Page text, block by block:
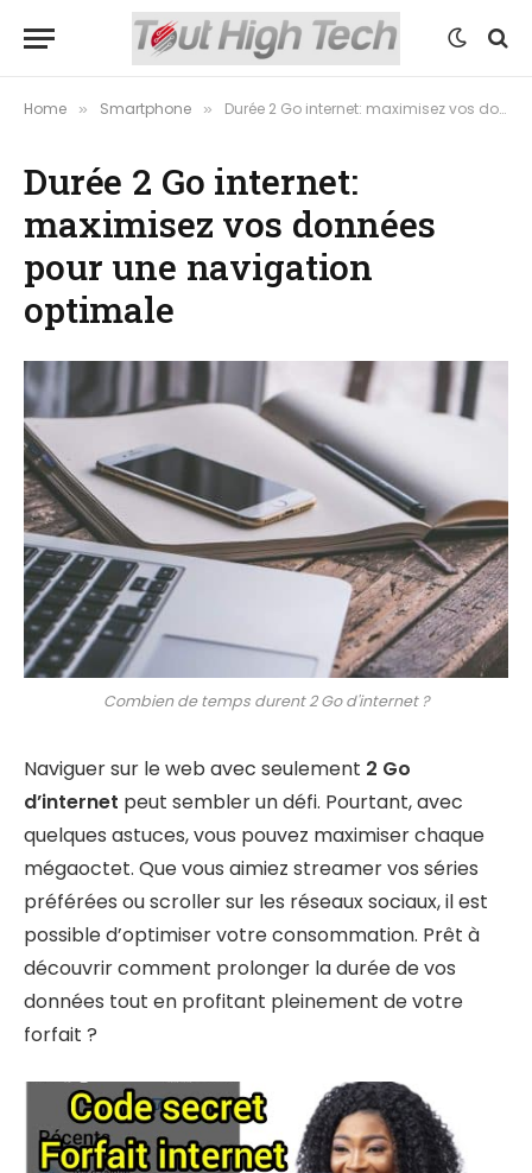
Home » Smartphone » Durée 2 Go internet: maximisez vos données pour une navigation optimale
Durée 2 Go internet:
maximisez vos données
pour une navigation
optimale
Combien de temps durent 2 Go d'internet ?
Naviguer sur le web avec seulement 2 Go
d’internet peut sembler un défi. Pourtant, avec
quelques astuces, vous pouvez maximiser chaque
mégaoctet. Que vous aimiez streamer vos séries
préférées ou scroller sur les réseaux sociaux, il est
possible d’optimiser votre consommation. Prêt à
découvrir comment prolonger la durée de vos
données tout en profitant pleinement de votre
forfait ?